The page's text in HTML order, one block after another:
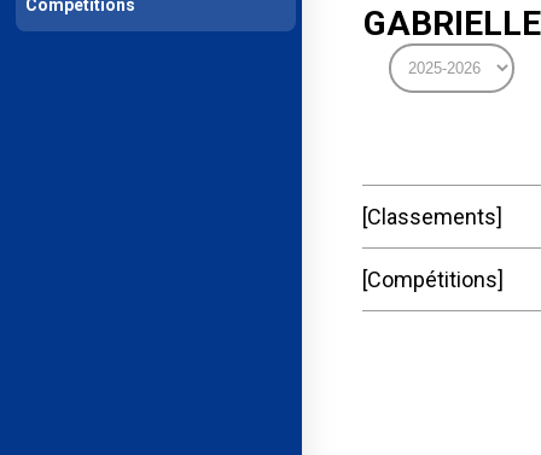
GABRIELLE
Classements
Compétitions
Compétitions